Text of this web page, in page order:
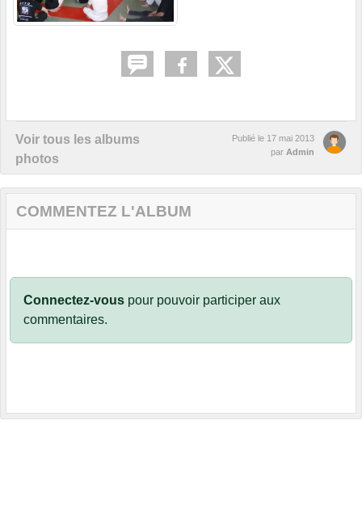
Voir tous les albums
photos
Publié le 17 mai 2013
par Admin
COMMENTEZ L'ALBUM
Connectez-vous pour pouvoir participer aux
commentaires.